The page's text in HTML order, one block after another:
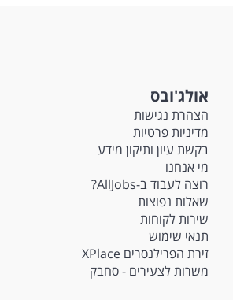
אולג'ובס
הצהרת נגישות
מדיניות פרטיות
בקשת עיון ותיקון מידע
מי אנחנו
רוצה לעבוד ב-AllJobs?
שאלות נפוצות
שירות לקוחות
תנאי שימוש
זירת הפרילנסרים XPlace
משרות לצעירים - סחבק